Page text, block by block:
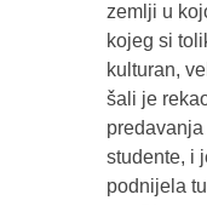
zemlji u
kojeg si
kulturan,
šali je
studente, i
podnijela